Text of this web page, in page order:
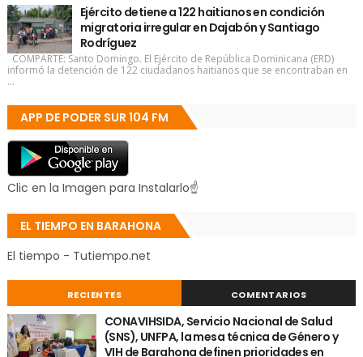
Ejército detiene a 122 haitianos en condición
migratoria irregular en Dajabón y Santiago
Rodríguez
COMPARTE: Santo Domingo. El Ejército de República Dominicana (ERD)
informó la detención de 122 ciudadanos haitianos que se encontraban en
...
APP DE PODER SUR 104 FM
Clic en la Imagen para Instalarlo☝
EL TIEMPO EN BARAHONA
El tiempo - Tutiempo.net
RECIENTES COMENTARIOS
CONAVIHSIDA, Servicio Nacional de Salud
(SNS), UNFPA, la mesa técnica de Género y
VIH de Barahona definen prioridades en